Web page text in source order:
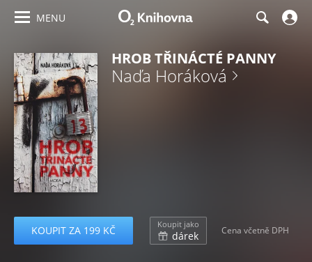
MENU
HROB TŘINÁCTÉ PANNY
Naďa Horáková
KOUPIT ZA 199 KČ Koupit jako
dárek Cena včetně DPH